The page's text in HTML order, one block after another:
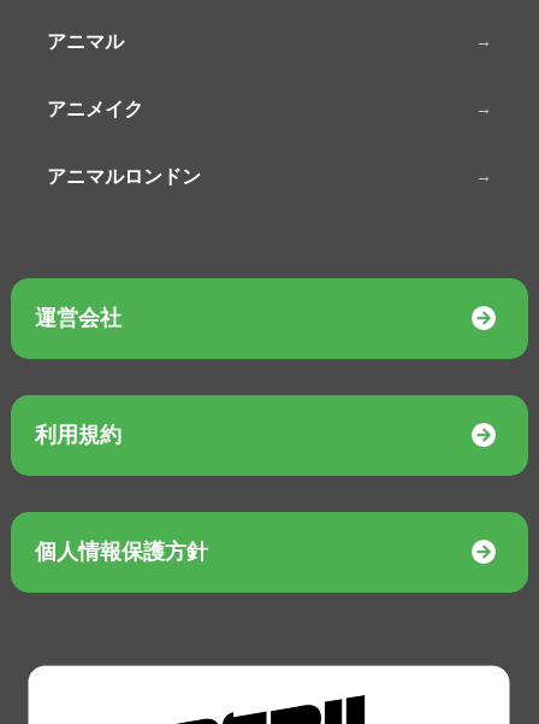
アニマル
アニメイク
アニマルロンドン
運営会社
利用規約
個人情報保護方針